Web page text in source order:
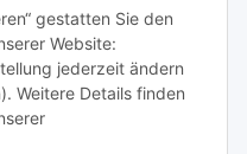
gestatten Sie den
Website:
jederzeit ändern
Weitere Details finden